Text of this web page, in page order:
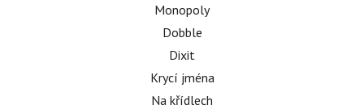
Monopoly
Dobble
Dixit
Krycí jména
Na křídlech